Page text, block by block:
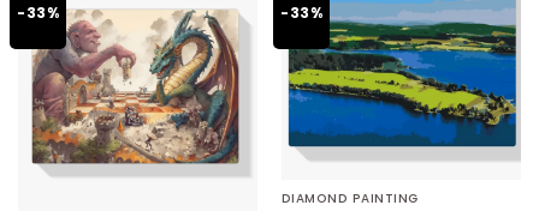
-33% -33%
DIAMOND PAINTING